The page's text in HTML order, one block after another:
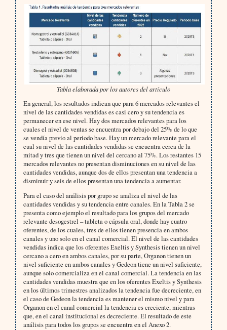
Tabla elaborada por los autores del artículo
En general, los resultados indican que para 6 mercados relevantes el
nivel de las cantidades vendidas es casi cero y su tendencia es
permanecer en ese nivel. Hay dos mercados relevantes para los
cuales el nivel de ventas se encuentra por debajo del 25% de lo que
se vendía previo al periodo base. Hay un mercado relevante para el
cual su nivel de las cantidades vendidas se encuentra cerca de la
mitad y tres que tienen un nivel del cercano al 75%. Los restantes 15
mercados relevantes no presentan disminuciones en su nivel de las
cantidades vendidas, aunque dos de ellos presentan una tendencia a
disminuir y seis de ellos presentan una tendencia a aumentar.
Para el caso del análisis por grupo se analiza el nivel de las
cantidades vendidas y su tendencia entre canales. En la Tabla 2 se
presenta como ejemplo el resultado para los grupos del mercado
relevante desogestrel – tableta o cápsula oral, donde hay cuatro
oferentes, de los cuales, tres de ellos tienen presencia en ambos
canales y uno solo en el canal comercial. El nivel de las cantidades
vendidas indica que los oferentes Exeltis y Synthesis tienen un nivel
cercano a cero en ambos canales, por su parte, Organon tienen un
nivel suficiente en ambos canales y Gedeon tiene un nivel suficiente,
aunque solo comercializa en el canal comercial. La tendencia en las
cantidades vendidas muestra que en los oferentes Exeltis y Synthesis
en los últimos trimestres analizados la tendencia fue decreciente, en
el caso de Gedeon la tendencia es mantener el mismo nivel y para
Organon en el canal comercial la tendencia es creciente, mientras
que, en el canal institucional es decreciente. El resultado de este
análisis para todos los grupos se encuentra en el Anexo 2.